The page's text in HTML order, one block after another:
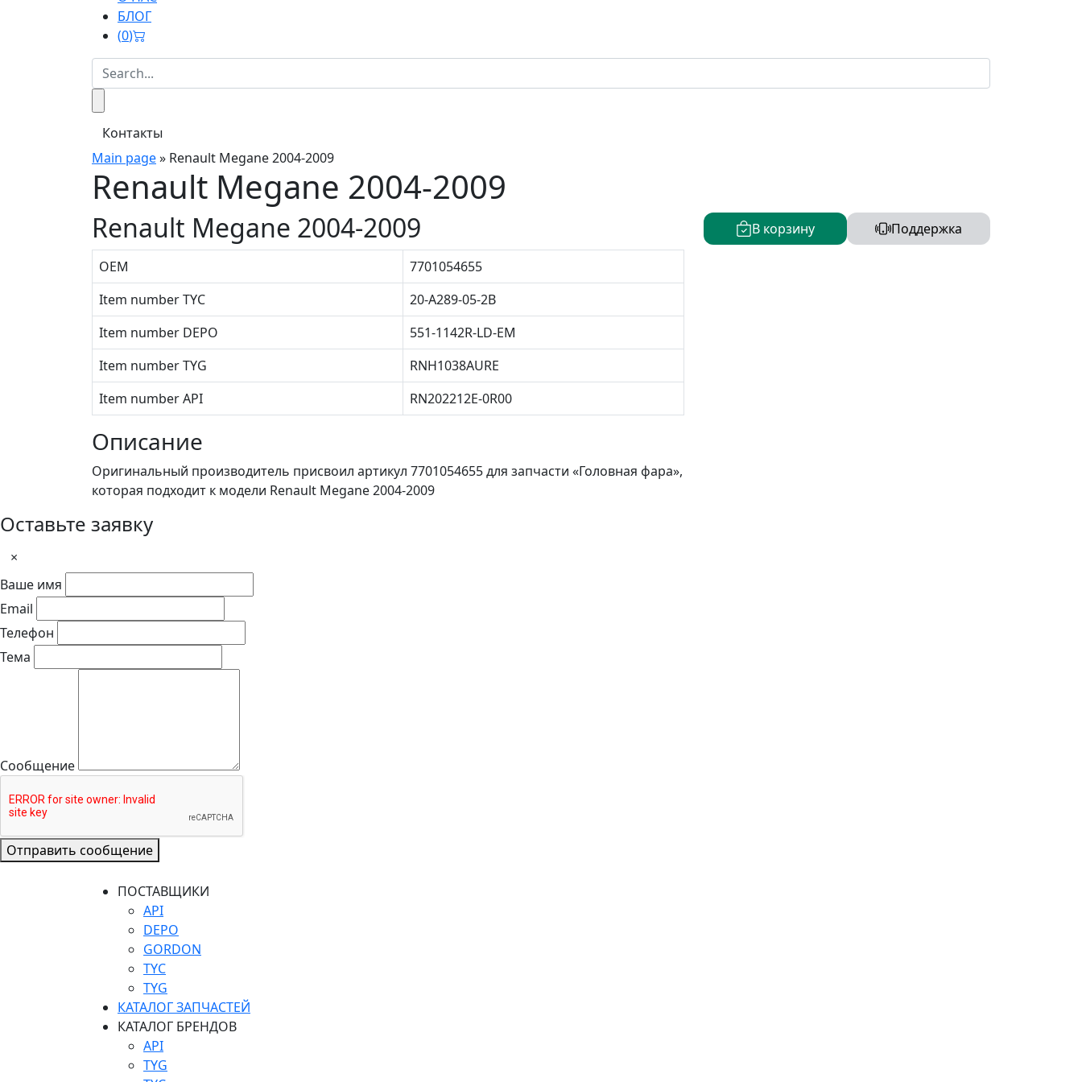
БЛОГ
(0)
Контакты
Main page» Renault Megane 2004-2009
Renault Megane 2004-2009
В корзину Поддержка
Renault Megane 2004-2009
OEM
7701054655
Item number TYC
20-A289-05-2B
Item number DEPO
551-1142R-LD-EM
Item number TYG
RNH1038AURE
Item number API
RN202212E-0R00
Описание
Оригинальный производитель присвоил артикул 7701054655 для запчасти «Головная фара»,
которая подходит к модели Renault Megane 2004-2009
Оставьте заявку
×
Ваше имя
Email
Телефон
Тема
Сообщение
Отправить сообщение
ПОСТАВЩИКИ
API
DEPO
GORDON
TYC
TYG
КАТАЛОГ ЗАПЧАСТЕЙ
КАТАЛОГ БРЕНДОВ
API
TYG